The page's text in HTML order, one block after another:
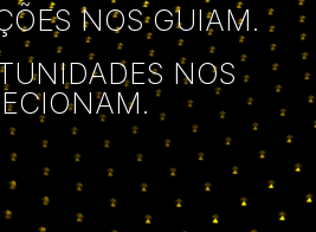
NOS GUIAM.
NOS